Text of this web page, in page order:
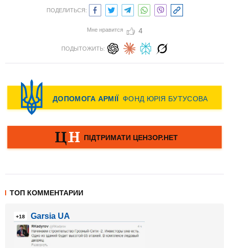
ПОДЕЛИТЬСЯ:
Мне нравится 4
ПОДЫТОЖИТЬ:
ТОП КОММЕНТАРИИ
+18 Garsia UA